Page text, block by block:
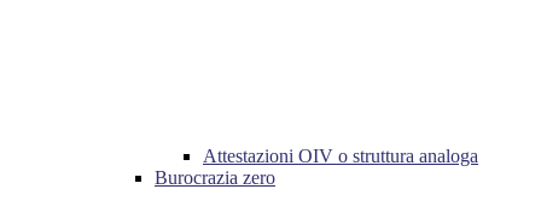
Attestazioni OIV o struttura analoga
Burocrazia zero